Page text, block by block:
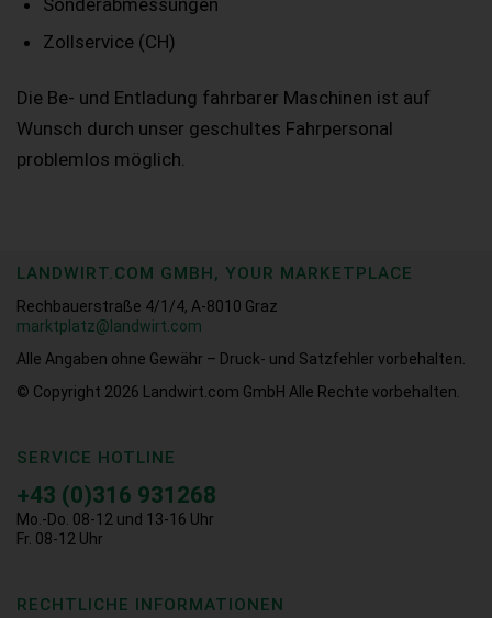
Sonderabmessungen
Zollservice (CH)
Die Be- und Entladung fahrbarer Maschinen ist auf
Wunsch durch unser geschultes Fahrpersonal
problemlos möglich.
LANDWIRT.COM GMBH, YOUR MARKETPLACE
Rechbauerstraße 4/1/4, A-8010 Graz
marktplatz@landwirt.com
Alle Angaben ohne Gewähr – Druck- und Satzfehler vorbehalten.
© Copyright 2026
Landwirt.com GmbH Alle Rechte vorbehalten.
SERVICE HOTLINE
+43 (0)316 931268
Mo.-Do. 08-12 und 13-16 Uhr
Fr. 08-12 Uhr
RECHTLICHE INFORMATIONEN